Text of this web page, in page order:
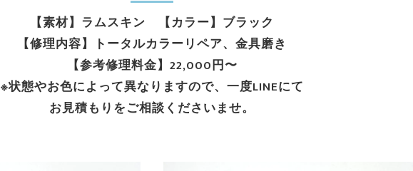
【素材】ラムスキン 【カラー】ブラック
【修理内容】トータルカラーリペア、金具磨き
【参考修理料金】22,000円〜
※状態やお色によって異なりますので、一度LINEにて
お見積もりをご相談くださいませ。